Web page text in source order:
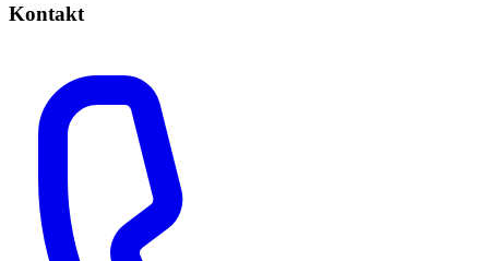
Kontakt